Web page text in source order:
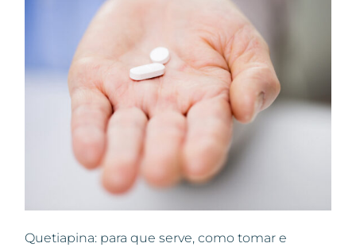
Quetiapina: para que serve, como tomar e